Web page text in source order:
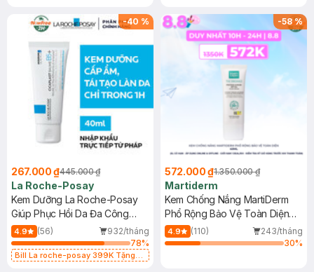
-40 %
267.000 ₫445.000 ₫
La Roche-Posay
Kem Dưỡng La Roche-Posay
Giúp Phục Hồi Da Đa Công
Dụng 40ml
4.9 (56)
932/tháng
78%
Bill La roche-posay 399K Tặng
-58%
572.000 ₫1.350.000 ₫
Martiderm
Kem Chống Nắng MartiDerm
Phổ Rộng Bảo Vệ Toàn Diện
40ml
4.9 (110)
243/tháng
30%